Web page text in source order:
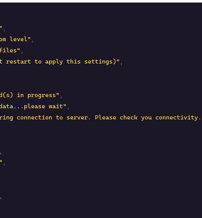
level"
restart to apply this settings)"
in progress"
wait"
connection to server. Please check you